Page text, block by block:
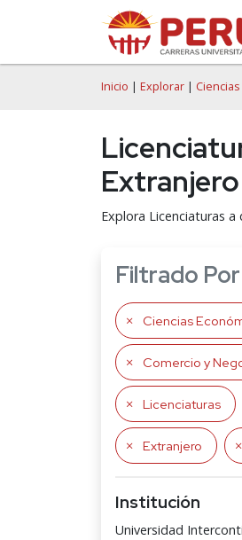
Inicio | Explorar |
Extranjero
Explora Licenciaturas
Filtrado Por
Ciencias
Comercio y
Licenciaturas
Extranjero
Institución
Universidad